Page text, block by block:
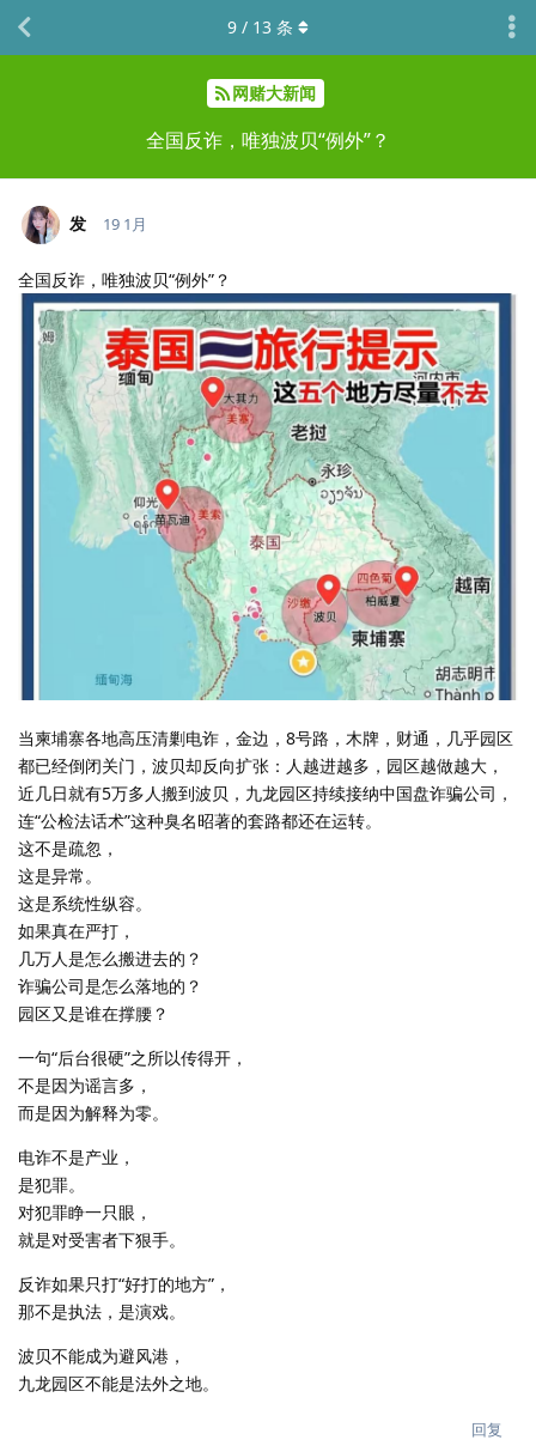
网赌大新闻
全国反诈，唯独波贝“例外”？
9 / 13 条
发 19 1月
全国反诈，唯独波贝“例外”？
当柬埔寨各地高压清剿电诈，金边，8号路，木牌，财通，几乎园区
都已经倒闭关门，波贝却反向扩张：人越进越多，园区越做越大，
近几日就有5万多人搬到波贝，九龙园区持续接纳中国盘诈骗公司，
连“公检法话术”这种臭名昭著的套路都还在运转。
这不是疏忽，
这是异常。
这是系统性纵容。
如果真在严打，
几万人是怎么搬进去的？
诈骗公司是怎么落地的？
园区又是谁在撑腰？
一句“后台很硬”之所以传得开，
不是因为谣言多，
而是因为解释为零。
电诈不是产业，
是犯罪。
对犯罪睁一只眼，
就是对受害者下狠手。
反诈如果只打“好打的地方”，
那不是执法，是演戏。
波贝不能成为避风港，
九龙园区不能是法外之地。
回复